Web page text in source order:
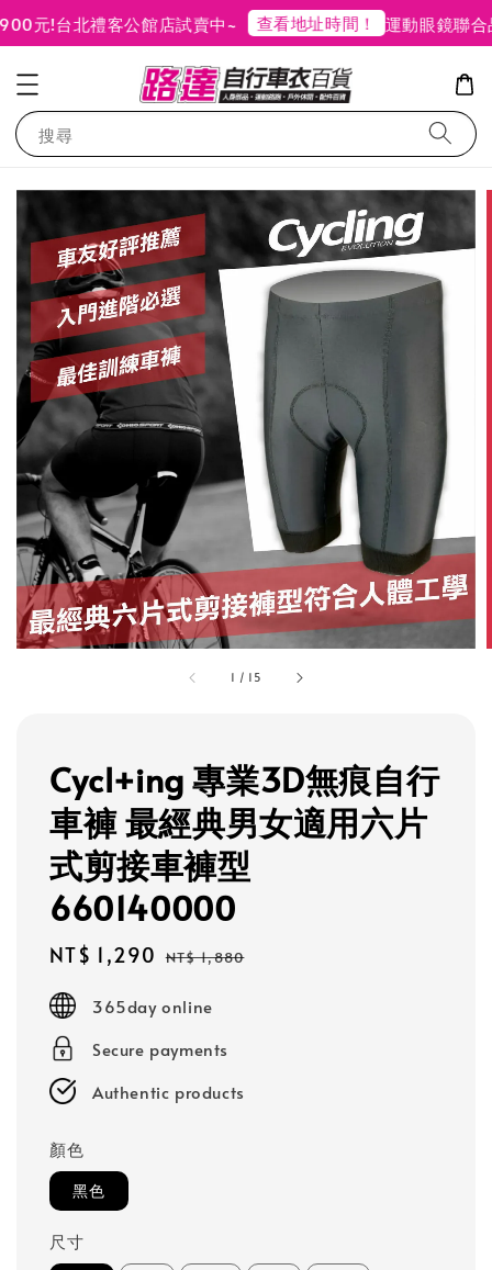
元!台北禮客公館店試賣中~ 查看地址時間！ 運動眼鏡聯合
搜尋
1 / 15
Cycl+ing 專業3D無痕自行
車褲 最經典男女適用六片
式剪接車褲型
660140000
Sale
NT$ 1,290 Regular
NT$ 1,880
365day online
Secure payments
Authentic products
顏色
黑色
尺寸